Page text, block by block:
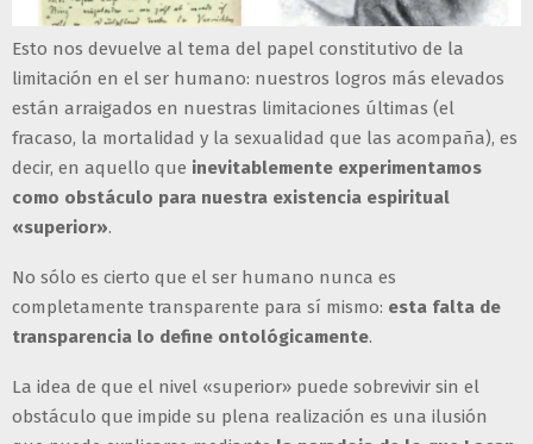
Esto nos devuelve al tema del papel constitutivo de la
limitación en el ser humano: nuestros logros más elevados
están arraigados en nuestras limitaciones últimas (el
fracaso, la mortalidad y la sexualidad que las acompaña), es
decir, en aquello que inevitablemente experimentamos
como obstáculo para nuestra existencia espiritual
«superior».
No sólo es cierto que el ser humano nunca es
completamente transparente para sí mismo: esta falta de
transparencia lo define ontológicamente.
La idea de que el nivel «superior» puede sobrevivir sin el
obstáculo que impide su plena realización es una ilusión